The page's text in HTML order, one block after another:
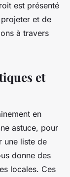
est présenté
et de
à travers
et
en
astuce, pour
une liste de
donne des
locales. Ces